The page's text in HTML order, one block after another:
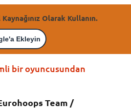
Olarak Kullanın.
Ekleyin
bir oyuncusundan
Team /